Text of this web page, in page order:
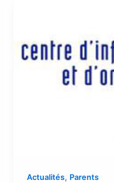
Actualités, Parents